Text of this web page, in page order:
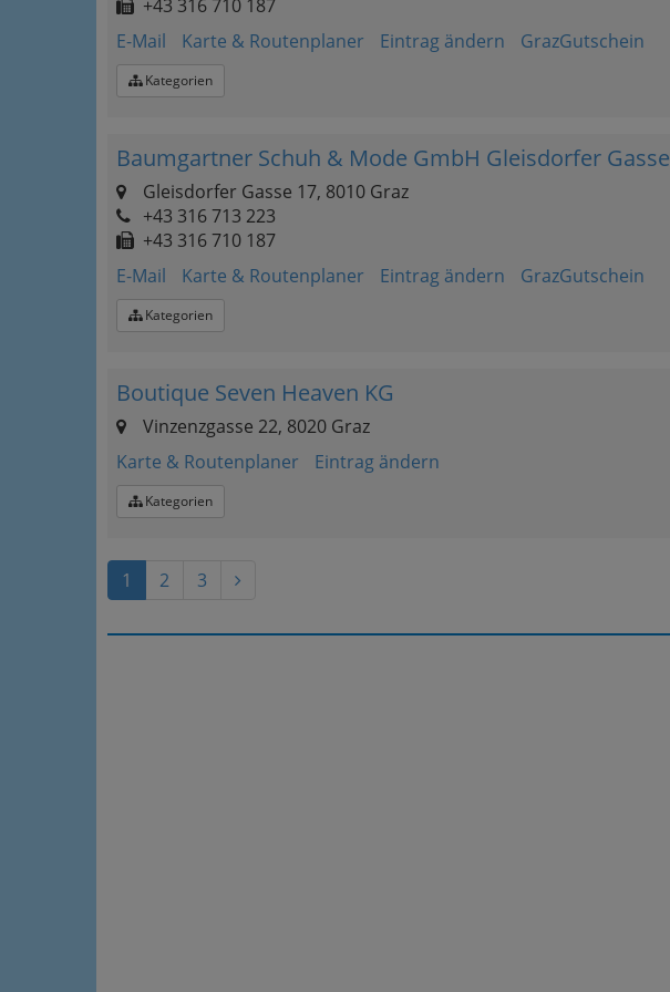
+43 316 710 187
E-Mail
Karte & Routenplaner Eintrag ändern GrazGutschein
Kategorien
Baumgartner Schuh & Mode GmbH Gleisdorfer Gasse
Gleisdorfer Gasse 17, 8010 Graz
+43 316 713 223
+43 316 710 187
E-Mail
Karte & Routenplaner Eintrag ändern GrazGutschein
Kategorien
Boutique Seven Heaven KG
Vinzenzgasse 22, 8020 Graz
Karte & Routenplaner
Eintrag ändern
Kategorien
1 2 3